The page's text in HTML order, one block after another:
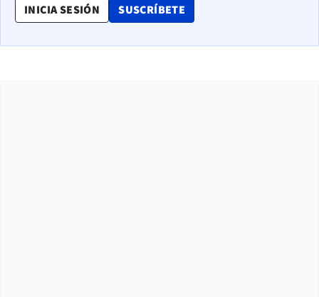
INICIA SESIÓN SUSCRÍBETE
OPENS IN NEW WINDOW